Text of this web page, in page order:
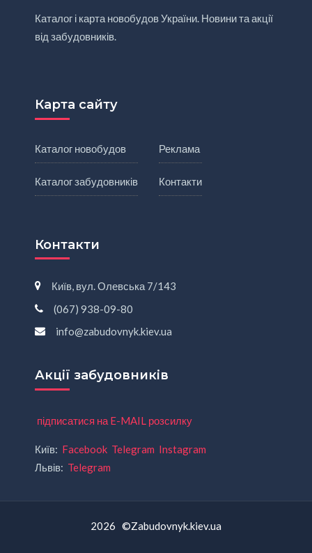
Каталог і карта новобудов України. Новини та акції
від забудовників.
Карта сайту
Каталог новобудов
Каталог забудовників
Реклама
Контакти
Контакти
Київ, вул. Олевська 7/143
(067) 938-09-80
info@zabudovnyk.kiev.ua
Акції забудовників
підписатися на E-MAIL розсилку
Київ: Facebook Telegram Instagram
Львів: Telegram
2026 ©Zabudovnyk.kiev.ua